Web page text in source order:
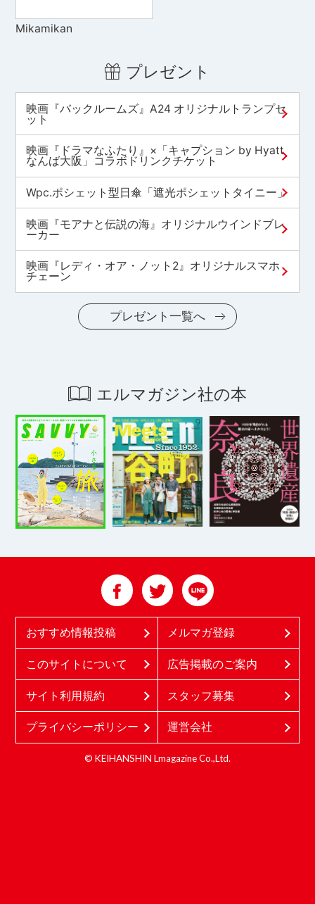
Mikamikan
プレゼント
映画『バックルームズ』A24 オリジナルトランプセ
ット
映画『ドラマなふたり』×「キャプション by Hyatt
なんば大阪」コラボドリンクチケット
Wpc.ポシェット型日傘「遮光ポシェットタイニー」
映画『モアナと伝説の海』オリジナルウインドブレ
ーカー
映画『レディ・オア・ノット2』オリジナルスマホ
チェーン
プレゼント一覧へ
エルマガジン社の本
おすすめ情報投稿 メルマガ登録
このサイトについて 広告掲載のご案内
サイト利用規約 スタッフ募集
プライバシーポリシー 運営会社
© KEIHANSHIN Lmagazine Co.,Ltd.